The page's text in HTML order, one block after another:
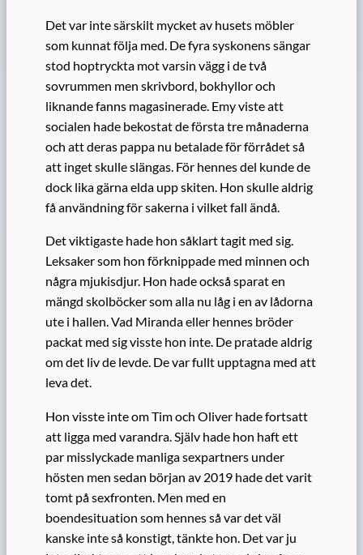
Det var inte särskilt mycket av husets möbler
som kunnat följa med. De fyra syskonens sängar
stod hoptryckta mot varsin vägg i de två
sovrummen men skrivbord, bokhyllor och
liknande fanns magasinerade. Emy viste att
socialen hade bekostat de första tre månaderna
och att deras pappa nu betalade för förrådet så
att inget skulle slängas. För hennes del kunde de
dock lika gärna elda upp skiten. Hon skulle aldrig
få användning för sakerna i vilket fall ändå.
Det viktigaste hade hon såklart tagit med sig.
Leksaker som hon förknippade med minnen och
några mjukisdjur. Hon hade också sparat en
mängd skolböcker som alla nu låg i en av lådorna
ute i hallen. Vad Miranda eller hennes bröder
packat med sig visste hon inte. De pratade aldrig
om det liv de levde. De var fullt upptagna med att
leva det.
Hon visste inte om Tim och Oliver hade fortsatt
att ligga med varandra. Själv hade hon haft ett
par misslyckade manliga sexpartners under
hösten men sedan början av 2019 hade det varit
tomt på sexfronten. Men med en
boendesituation som hennes så var det väl
kanske inte så konstigt, tänkte hon. Det var ju